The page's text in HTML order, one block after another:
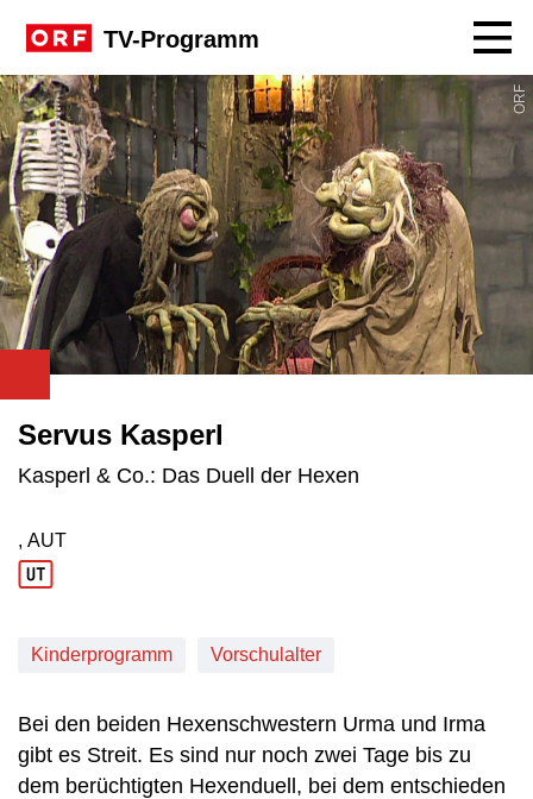
TV-Programm
ORF
Servus Kasperl
Kasperl & Co.: Das Duell der Hexen
Produktionsland: AUT
, AUT
Kinderprogramm Vorschulalter
Bei den beiden Hexenschwestern Urma und Irma
gibt es Streit. Es sind nur noch zwei Tage bis zu
dem berüchtigten Hexenduell, bei dem entschieden